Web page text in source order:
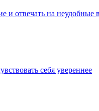
и отвечать на неудобные
себя увереннее